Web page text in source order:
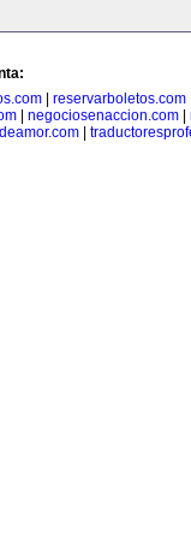
| reservarboletos.com
negociosenaccion.com